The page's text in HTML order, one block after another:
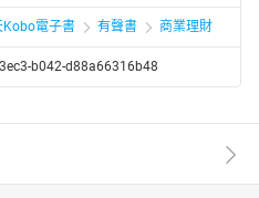
總散發出柔和與喜樂的光彩，演
萬人的生命法則》。
Kobo電子書 有聲書 商業理財
b042-d88a66316b48